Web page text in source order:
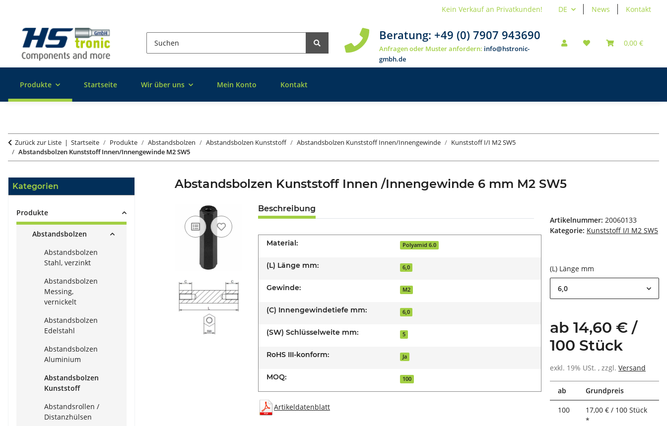
DE News Kontakt
Kein Verkauf an Privatkunden!
Beratung: +49 (0) 7907 943690
Anfragen oder Muster anfordern: info@hstronic-
gmbh.de
0,00 €
Produkte Startseite Wir über uns Mein Konto Kontakt
Zurück zur Liste Startseite Produkte Abstandsbolzen Abstandsbolzen Kunststoff Abstandsbolzen Kunststoff Innen/Innengewinde
Kunststoff I/I M2 SW5
Abstandsbolzen Kunststoff Innen/Innengewinde M2 SW5
Abstandsbolzen Kunststoff Innen /Innengewinde 6 mm M2 SW5
Beschreibung
Material: Polyamid 6.0
(L) Länge mm: 6,0
Gewinde: M2
(C) Innengewindetiefe mm: 6,0
(SW) Schlüsselweite mm: 5
RoHS III-konform: Ja
MOQ: 100
Artikeldatenblatt
Artikelnummer: 20060133
Kategorie: Kunststoff I/I M2 SW5
(L) Länge mm
6,0
ab 14,60 € /
100 Stück
exkl. 19% USt. , zzgl. Versand
ab Grundpreis
100
17,00 € / 100 Stück
*
Kategorien
Produkte
Abstandsbolzen
Abstandsbolzen
Stahl, verzinkt
Abstandsbolzen
Messing,
vernickelt
Abstandsbolzen
Edelstahl
Abstandsbolzen
Aluminium
Abstandsbolzen
Kunststoff
Abstandsrollen /
Distanzhülsen